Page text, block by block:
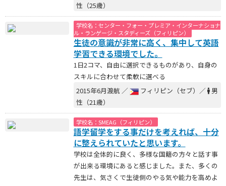
性（25歳）
学校名：センター・フォー・プレミア・インターナショナ
ル・ランゲージ・スタディーズ（フィリピン）
生徒の意識が非常に高く、集中して英語
学習できる環境でした。
1日2コマ、自由に選択できるものがあり、自身の
スキルに合わせて柔軟に選べる
2015年6月渡航 ／
フィリピン（セブ）／ 男
性（21歳）
学校名：SMEAG（フィリピン）
語学留学をする事だけを考えれば、十分
に整えられていたと思います。
学校は全体的に良く、多様な国籍の方々と話す事
が出来る環境にあると感じました。また、多くの
先生は、気さくで生徒側のやる気や能力を高めよ